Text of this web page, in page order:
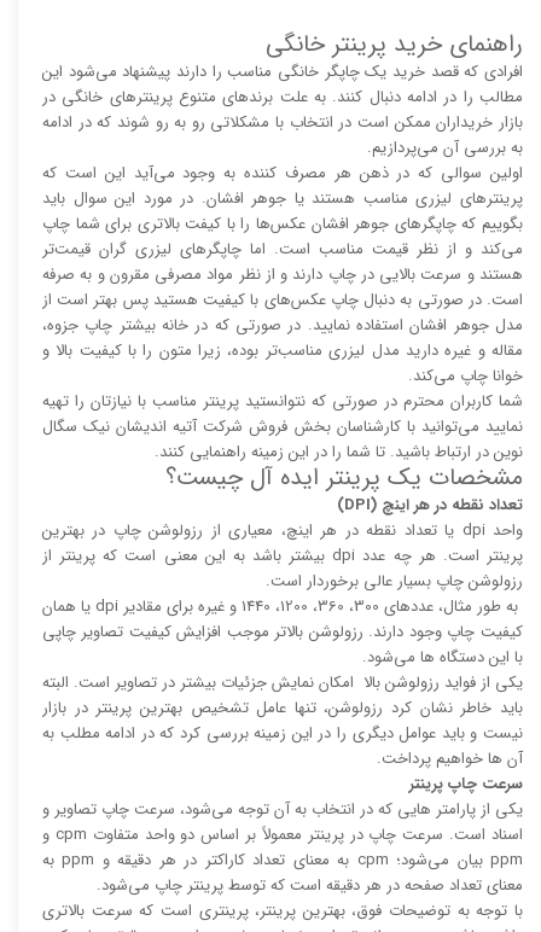
راهنمای خرید پرینتر خانگی
افرادی که قصد خرید یک چاپگر خانگی مناسب را دارند پیشنهاد می‌شود این
مطالب را در ادامه دنبال کنند. به علت برند‌های متنوع پرینتر‌های خانگی در
بازار خریداران ممکن است در انتخاب با مشکلاتی رو به رو شوند که در ادامه
به بررسی آن می‌پردازیم.
اولین سوالی که در ذهن هر مصرف کننده به وجود می‌آید این است که
پرینتر‌های لیزری مناسب هستند یا جوهر افشان. در مورد این سوال باید
بگوییم که چاپگر‌های جوهر افشان عکس‌ها را با کیفت بالا‌‌‌تری برای شما چاپ
می‌کند و از نظر قیمت مناسب است. اما چاپگر‌های لیزری گران قیمت‌تر
هستند و سرعت بالایی در چاپ دارند و از نظر مواد مصرفی مقرون و به صرفه
است. در صورتی به دنبال چاپ عکس‌های با کیفیت هستید پس بهتر است از
مدل جوهر افشان استفاده نمایید. در صورتی که در خانه بیشتر چاپ جزوه،
مقاله و غیره دارید مدل لیزری مناسب‌تر بوده، زیرا متون را با کیفیت بالا و
خوانا چاپ می‌کند.
شما کاربران محترم در صورتی که نتوانستید پرینتر مناسب با نیازتان را تهیه
نمایید می‌توانید با کارشناسان بخش فروش شرکت آتیه اندیشان نیک سگال
نوین در ارتباط باشید. تا شما را در این زمینه راهنمایی کنند.
مشخصات یک پرینتر ایده آل چیست؟
تعداد نقطه در هر اینچ (DPI)
واحد dpi یا تعداد نقطه در هر اینچ، معیاری از رزولوشن چاپ در بهترین
پرینتر است. هر چه عدد dpi بیشتر باشد به این معنی است که پرینتر از
رزولوشن چاپ بسیار عالی برخوردار است.
به طور مثال، عدد‌های 300، 360، 1200، 1440 و غیره برای مقادیر dpi یا همان
کیفیت چاپ وجود دارند. رزولوشن بالا‌‌تر موجب افزایش کیفیت تصاویر چاپی
با این دستگاه ها می‌شود.
یکی از فواید رزولوشن بالا امکان نمایش جزئیات بیشتر در تصاویر است. البته
باید خاطر نشان کرد رزولوشن، تنها عامل تشخیص بهترین پرینتر در بازار
نیست و باید عوامل دیگری را در این زمینه بررسی کرد که در ادامه مطلب به
آن ها خواهیم پرداخت.
سرعت چاپ پرینتر
یکی از پارامتر هایی که در انتخاب به آن توجه می‌شود، سرعت چاپ تصاویر و
اسناد است. سرعت چاپ در پرینتر معمولاً بر اساس دو واحد متفاوت cpm و
ppm بیان می‌شود؛ cpm به معنای تعداد کاراکتر در هر دقیقه و ppm به
معنای تعداد صفحه در هر دقیقه است که توسط پرینتر چاپ می‌شود.
با توجه به توضیحات فوق، بهترین پرینتر، پرینتری است که سرعت بالا‌‌تری